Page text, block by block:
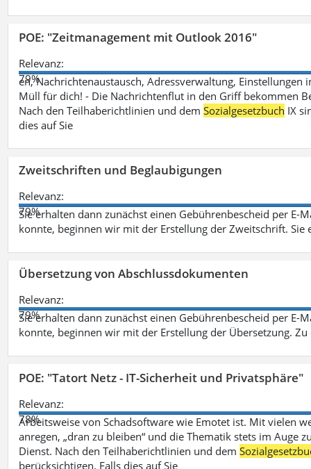
POE: "Zeitmanagement mit Outlook 2016"
Relevanz:
79%
en, Nachrichtenaustausch, Adressverwaltung,
Müll für dich! - Die Nachrichtenflut in den Griff bekommen
Nach den Teilhaberichtlinien und demSozialgesetzbuch IX
dies auf Sie
Zweitschriften und Beglaubigungen
Relevanz:
79%
Sie erhalten dann zunächst einen Gebührenbescheid per E-
konnte, beginnen wir mit der Erstellung der Zweitschrift. Sie
Übersetzung von Abschlussdokumenten
Relevanz:
79%
Sie erhalten dann zunächst einen Gebührenbescheid per E-
konnte, beginnen wir mit der Erstellung der Übersetzung.
POE: "Tatort Netz - IT-Sicherheit und Privatsphäre"
Relevanz:
78%
Arbeitsweise von Schadsoftware wie Emotet ist. Mit vielen
anregen, „dran zu bleiben“ und die Thematik stets im
Dienst. Nach den Teilhaberichtlinien und dem
berücksichtigen. Falls dies auf Sie